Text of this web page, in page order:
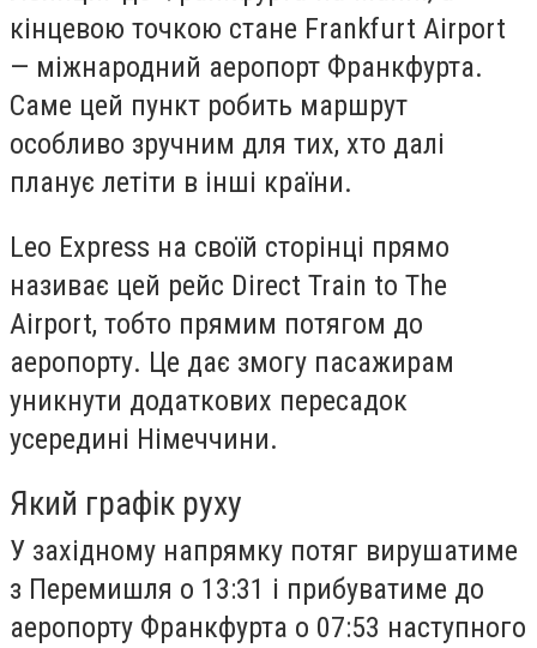
кінцевою точкою стане Frankfurt Airport
— міжнародний аеропорт Франкфурта.
Саме цей пункт робить маршрут
особливо зручним для тих, хто далі
планує летіти в інші країни.
Leo Express на своїй сторінці прямо
називає цей рейс Direct Train to The
Airport, тобто прямим потягом до
аеропорту. Це дає змогу пасажирам
уникнути додаткових пересадок
усередині Німеччини.
Який графік руху
У західному напрямку потяг вирушатиме
з Перемишля о 13:31 і прибуватиме до
аеропорту Франкфурта о 07:53 наступного